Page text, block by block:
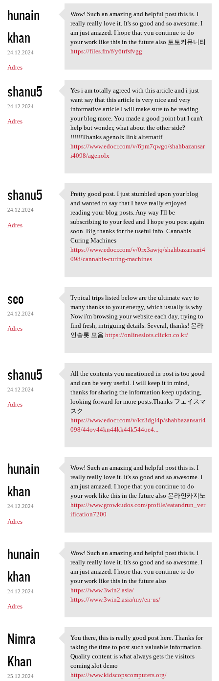
hunain
khan
24.12.2024
Adres
Wow! Such an amazing and
Wow! Such an amazing and helpful post this is. I
really really love it. It's so good and so awesome. I
am just amazed. I hope that you continue to do
your work like this in the future also 토토커뮤니티
https://files.fm/f/y6trfsfvgg
shanu5
24.12.2024
Adres
Yes i am totally agreed with
Yes i am totally agreed with this article and i just
want say that this article is very nice and very
informative article.I will make sure to be reading
your blog more. You made a good point but I can't
help but wonder, what about the other side?
!!!!!!Thanks agenolx link alternatif
https://www.edocr.com/v/6pm7qwgo/shahbazansar
i4098/agenolx
shanu5
24.12.2024
Adres
Pretty good post. I just
Pretty good post. I just stumbled upon your blog
and wanted to say that I have really enjoyed
reading your blog posts. Any way I'll be
subscribing to your feed and I hope you post again
soon. Big thanks for the useful info. Cannabis
Curing Machines
https://www.edocr.com/v/0rx3awjq/shahbazansari4
098/cannabis-curing-machines
seo
24.12.2024
Adres
Typical trips listed below
Typical trips listed below are the ultimate way to
many thanks to your energy, which usually is why
Now i'm browsing your website each day, trying to
find fresh, intriguing details. Several, thanks! 온라
인슬롯 모음 https://onlineslots.clickn.co.kr/
shanu5
24.12.2024
Adres
All the contents you
All the contents you mentioned in post is too good
and can be very useful. I will keep it in mind,
thanks for sharing the information keep updating,
looking forward for more posts.Thanks フェイスマ
スク
https://www.edocr.com/v/kz3dgl4p/shahbazansari4
098/44ov44kn44kk44k544oe4...
hunain
khan
24.12.2024
Adres
Wow! Such an amazing and
Wow! Such an amazing and helpful post this is. I
really really love it. It's so good and so awesome. I
am just amazed. I hope that you continue to do
your work like this in the future also 온라인카지노
https://www.growkudos.com/profile/eatandrun_ver
ification7200
hunain
khan
24.12.2024
Adres
Wow! Such an amazing and
Wow! Such an amazing and helpful post this is. I
really really love it. It's so good and so awesome. I
am just amazed. I hope that you continue to do
your work like this in the future also
https://www.3win2.asia/
https://www.3win2.asia/my/en-us/
Nimra
Khan
25.12.2024
You there, this is really
You there, this is really good post here. Thanks for
taking the time to post such valuable information.
Quality content is what always gets the visitors
coming.slot demo
https://www.kidscopscomputers.org/